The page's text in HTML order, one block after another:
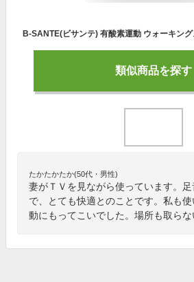
類似商品を探す
たかたかたか(50代・男性)
妻がＴＶを見ながら使っています。
で、とても快適とのことです。私も
動にもってこいでした。場所も取らな